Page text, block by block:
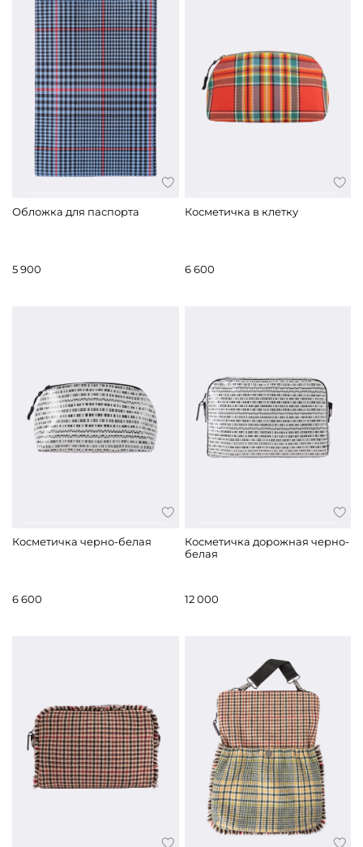
Обложка для паспорта
5 900
Косметичка в клетку
6 600
Косметичка черно-белая
6 600
Косметичка дорожная черно-
белая
12 000